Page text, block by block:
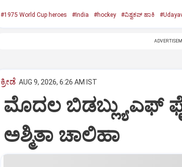
#1975 World Cup heroes #India #hockey #ವಿಶ್ವಕಪ್‌ ಹಾಕಿ
ಕ್ರೀಡೆ AUG 9, 2026, 6:26 AM IST
ಮೊದಲ ಬಿಡಬ್ಲ್ಯುಎಫ್‌
ಅಶ್ಮಿತಾ ಚಾಲಿಹಾ